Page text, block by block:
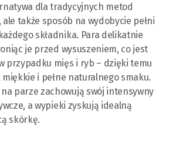
dla tradycyjnych metod
także sposób na wydobycie pełni
składnika. Para delikatnie
je przed wysuszeniem, co jest
przypadku mięs i ryb – dzięki temu
i pełne naturalnego smaku.
parze zachowują swój intensywny
a wypieki zyskują idealną
skórkę.